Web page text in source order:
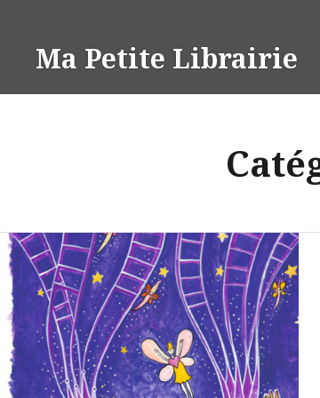
contenuMa Petite Librairie